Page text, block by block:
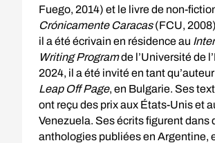
Fuego, 2014) et le livre de non-
Crónicamente Caracas(FCU,
il a été écrivain en résidence au
Writing Programde l’Université de
2024, il a été invité en tant
Leap Off Page, en Bulgarie. Ses
ont reçu des prix aux États-Unis et
Venezuela. Ses écrits figurent dans
anthologies publiées en Argentine,